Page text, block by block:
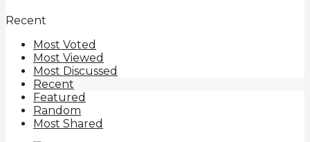
Recent
Most Voted
Most Viewed
Most Discussed
Recent
Featured
Random
Most Shared